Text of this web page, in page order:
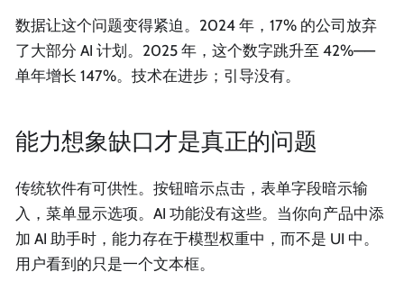
数据让这个问题变得紧迫。2024 年，17% 的公司放弃
了大部分 AI 计划。2025 年，这个数字跳升至 42%——
单年增长 147%。技术在进步；引导没有。
能力想象缺口才是真正的问题
传统软件有可供性。按钮暗示点击，表单字段暗示输
入，菜单显示选项。AI 功能没有这些。当你向产品中添
加 AI 助手时，能力存在于模型权重中，而不是 UI 中。
用户看到的只是一个文本框。